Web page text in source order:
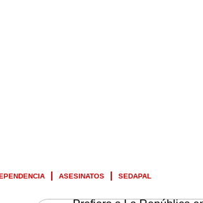
ASESINATOS SEDAPAL